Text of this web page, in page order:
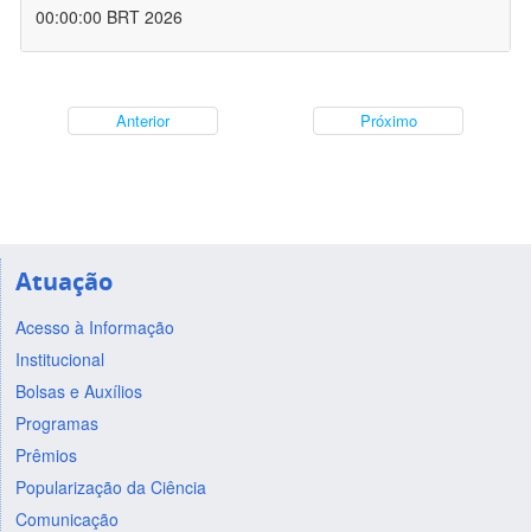
00:00:00 BRT 2026
Anterior Próximo
Atuação
Acesso à Informação
Institucional
Bolsas e Auxílios
Programas
Prêmios
Popularização da Ciência
Comunicação